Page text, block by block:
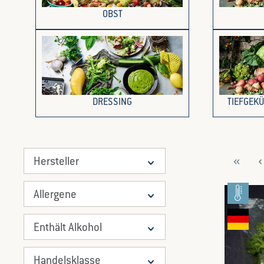
OBST
DRESSING
Hersteller
Allergene
Enthält Alkohol
Handelsklasse